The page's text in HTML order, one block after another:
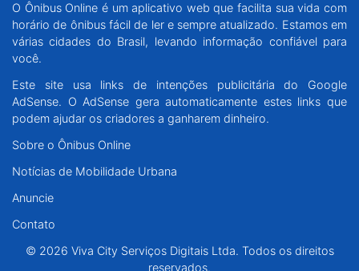
O Ônibus Online é um aplicativo web que facilita sua vida com
horário de ônibus fácil de ler e sempre atualizado. Estamos em
várias cidades do Brasil, levando informação confiável para
você.
Este site usa links de intenções publicitária do Google
AdSense. O AdSense gera automaticamente estes links que
podem ajudar os criadores a ganharem dinheiro.
Sobre o Ônibus Online
Notícias de Mobilidade Urbana
Anuncie
Contato
© 2026 Viva City Serviços Digitais Ltda. Todos os direitos
reservados.